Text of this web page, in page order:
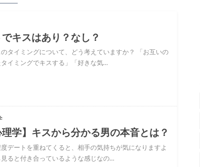
キスはあり？なし？
タイミングについて、どう考えていますか？ 「お互いの
イミングでキスする」「好きな気…
理学】キスから分かる男の本音とは？
デートを重ねてくると、相手の気持ちが気になりますよ
ると付き合っているような感じなの…